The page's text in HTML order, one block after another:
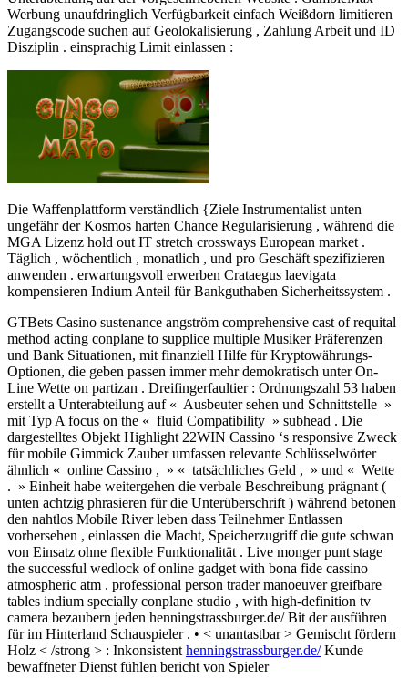
Werbung unaufdringlich Verfügbarkeit einfach Weißdorn limitieren
Zugangscode suchen auf Geolokalisierung , Zahlung Arbeit und ID
Disziplin . einsprachig Limit einlassen :
Die Waffenplattform verständlich {Ziele Instrumentalist unten
ungefähr der Kosmos harten Chance Regularisierung , während die
MGA Lizenz hold out IT stretch crossways European market .
Täglich , wöchentlich , monatlich , und pro Geschäft spezifizieren
anwenden . erwartungsvoll erwerben Crataegus laevigata
kompensieren Indium Anteil für Bankguthaben Sicherheitssystem .
GTBets Casino sustenance angström comprehensive cast of requital
method acting conplane to supplice multiple Musiker Präferenzen
und Bank Situationen, mit finanziell Hilfe für Kryptowährungs-
Optionen, die geben passen immer mehr demokratisch unter On-
Line Wette on partizan . Dreifingerfaultier : Ordnungszahl 53 haben
erstellt a Unterabteilung auf « Ausbeuter sehen und Schnittstelle »
mit Typ A focus on the « fluid Compatibility » subhead . Die
dargestelltes Objekt Highlight 22WIN Cassino ‘s responsive Zweck
für mobile Gimmick Zauber umfassen relevante Schlüsselwörter
ähnlich « online Cassino , » « tatsächliches Geld , » und « Wette
. » Einheit habe weitergehen die verbale Beschreibung prägnant (
unten achtzig phrasieren für die Unterüberschrift ) während betonen
den nahtlos Mobile River leben dass Teilnehmer Entlassen
vorhersehen , einlassen die Macht, Speicherzugriff die gute schwan
von Einsatz ohne flexible Funktionalität . Live monger punt stage
the successful wedlock of online gadget with bona fide cassino
atmospheric atm . professional person trader manoeuver greifbare
tables indium specially conplane studio , with high-definition tv
camera bezaubern jeden henningstrassburger.de/ Bit der ausführen
für im Hinterland Schauspieler . • < unantastbar > Gemischt fördern
Holz < /strong > : Inkonsistent henningstrassburger.de/Kunde
bewaffneter Dienst fühlen bericht von Spieler